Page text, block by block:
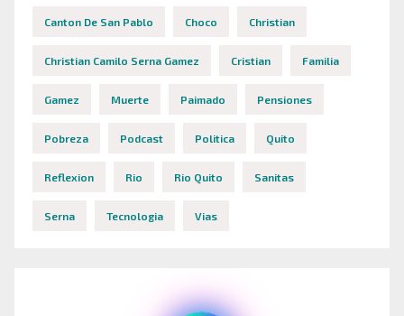
Canton De San Pablo Choco Christian
Christian Camilo Serna Gamez Cristian Familia
Gamez Muerte Paimado Pensiones
Pobreza Podcast Politica Quito
Reflexion Rio Rio Quito Sanitas
Serna Tecnologia Vias